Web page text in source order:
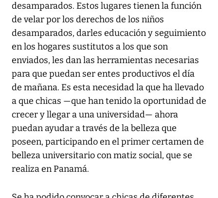
desamparados. Estos lugares tienen la función
de velar por los derechos de los niños
desamparados, darles educación y seguimiento
en los hogares sustitutos a los que son
enviados, les dan las herramientas necesarias
para que puedan ser entes productivos el día
de mañana. Es esta necesidad la que ha llevado
a que chicas —que han tenido la oportunidad de
crecer y llegar a una universidad— ahora
puedan ayudar a través de la belleza que
poseen, participando en el primer certamen de
belleza universitario con matiz social, que se
realiza en Panamá.